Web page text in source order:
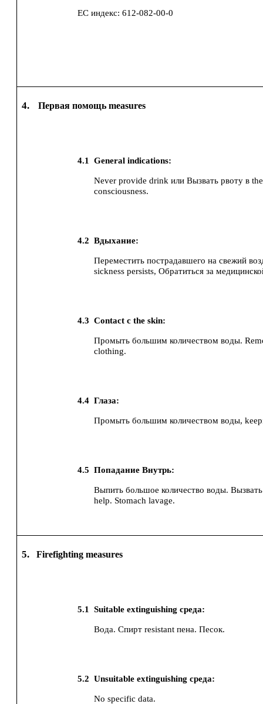
ЕС индекс: 612-082-00-0
4. Первая помощь measures
4.1 General indications:
Never provide drink или Вызвать рвоту в
consciousness.
4.2 Вдыхание:
Переместить пострадавшего на свежий
sickness persists, Обратиться за
4.3 Contact с the skin:
Промыть большим количеством воды.
clothing.
4.4 Глаза:
Промыть большим количеством воды,
4.5 Попадание Внутрь:
Выпить большое количество воды.
help. Stomach lavage.
5. Firefighting measures
5.1 Suitable extinguishing среда:
Вода. Спирт resistant пена. Песок.
5.2 Unsuitable extinguishing среда:
No specific data.